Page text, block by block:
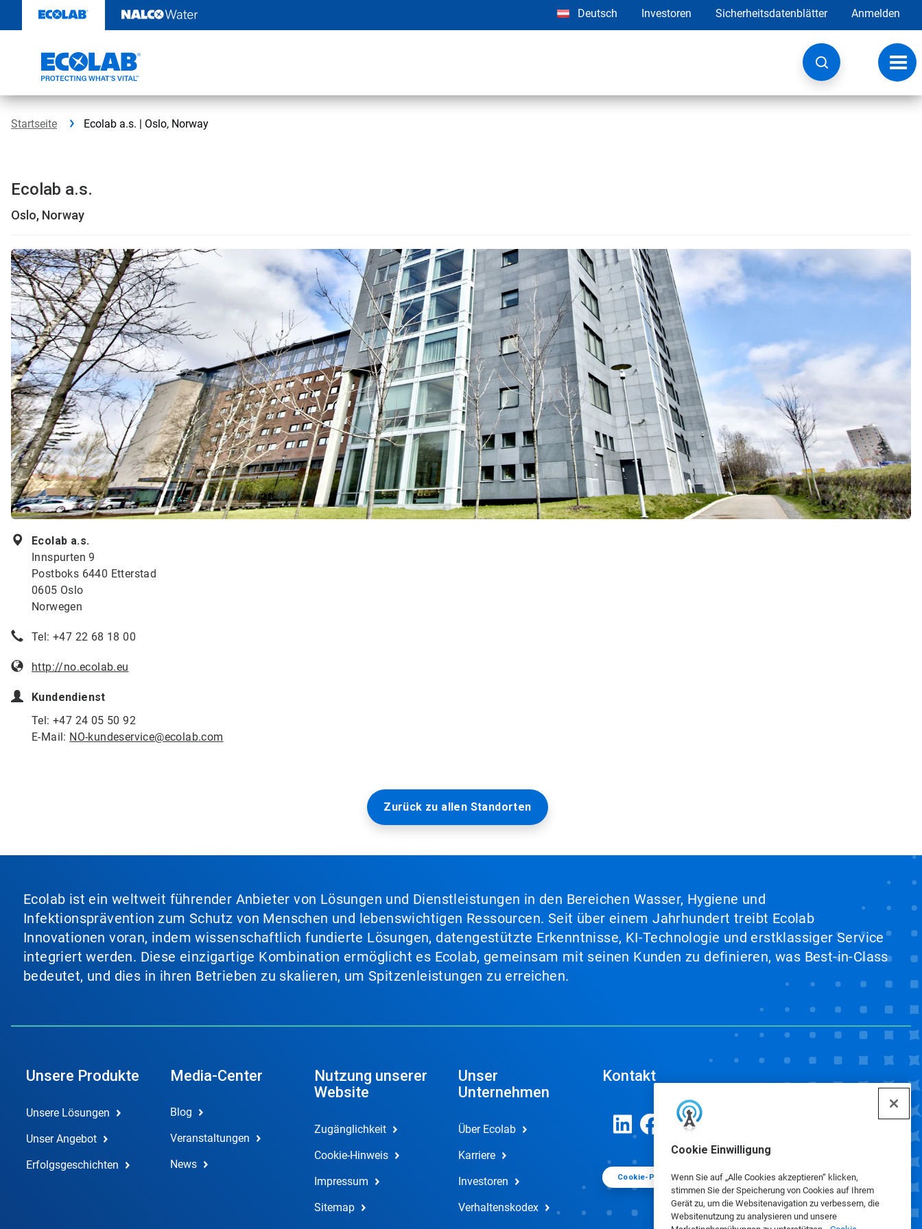
Inhalt
Cookie Einwilligung
Wenn Sie auf „Alle Cookies akzeptieren“ klicken,
stimmen Sie der Speicherung von Cookies auf Ihrem
Gerät zu, um die Websitenavigation zu verbessern, die
Websitenutzung zu analysieren und unsere
Deutsch Investoren Sicherheitsdatenblätter Anmelden
Startseite Ecolab a.s. | Oslo, Norway
Ecolab a.s.
Oslo, Norway
Ecolab a.s.
Innspurten 9
Postboks 6440 Etterstad
0605 Oslo
Norwegen
Tel: +47 22 68 18 00
http://no.ecolab.eu
Kundendienst
Tel: +47 24 05 50 92
E-Mail: NO-kundeservice@ecolab.com
Zurück zu allen Standorten
Ecolab ist ein weltweit führender Anbieter von Lösungen und Dienstleistungen in den Bereichen Wasser, Hygiene und
Infektionsprävention zum Schutz von Menschen und lebenswichtigen Ressourcen. Seit über einem Jahrhundert treibt Ecolab
Innovationen voran, indem wissenschaftlich fundierte Lösungen, datengestützte Erkenntnisse, KI-Technologie und erstklassiger Service
integriert werden. Diese einzigartige Kombination ermöglicht es Ecolab, gemeinsam mit seinen Kunden zu definieren, was Best-in-Class
bedeutet, und dies in ihren Betrieben zu skalieren, um Spitzenleistungen zu erreichen.
Unsere Produkte
Unsere Lösungen
Unser Angebot
Erfolgsgeschichten
Media-Center
Blog
Veranstaltungen
News
Nutzung unserer
Website
Zugänglichkeit
Cookie-Hinweis
Impressum
Sitemap
Unser
Unternehmen
Über Ecolab
Karriere
Investoren
Verhaltenskodex
Kontakt
Cookie-Präferenzen